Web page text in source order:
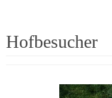
Hofbesucher